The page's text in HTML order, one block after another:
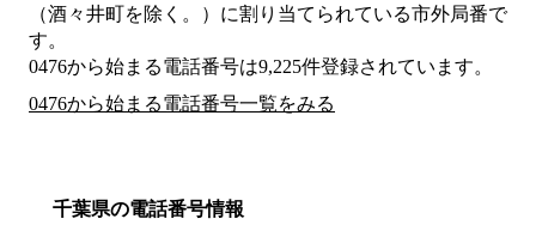
（酒々井町を除く。） に割り当てられている市外局番で
す。
0476から始まる電話番号は9,225件登録されています。
0476から始まる電話番号一覧をみる
千葉県の電話番号情報